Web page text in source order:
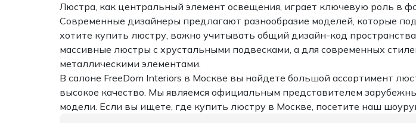
Люстра, как центральный элемент освещения, играет ключевую роль в
Современные дизайнеры предлагают разнообразие моделей, которые
хотите купить люстру, важно учитывать общий дизайн-код
массивные люстры с хрустальными подвесками, а для современных
металлическими элементами.
В салоне FreeDom Interiors в Москве вы найдете большой ассортимент
высокое качество. Мы являемся официальным представителем
модели. Если вы ищете, где купить люстру в Москве, посетите наш